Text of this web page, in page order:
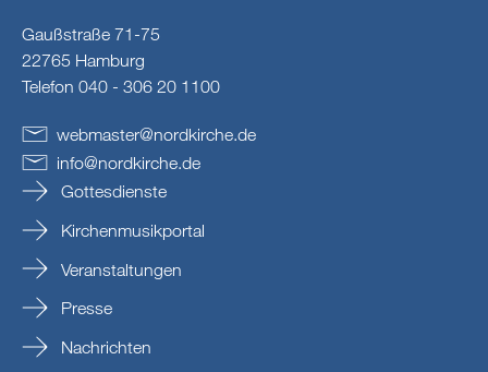
Gaußstraße 71-75
22765 Hamburg
Telefon 040 - 306 20 1100
webmaster@nordkirche.de
info@nordkirche.de
Gottesdienste
Kirchenmusikportal
Veranstaltungen
Presse
Nachrichten